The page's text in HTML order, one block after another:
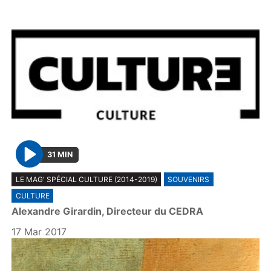
P
l
a
y
31 MIN
LE MAG' SPÉCIAL CULTURE (2014-2019)
SOUVENIRS
CULTURE
Alexandre Girardin, Directeur du CEDRA
17 Mar 2017